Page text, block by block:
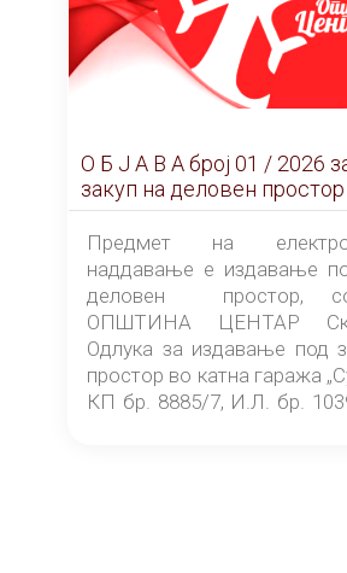
О Б Ј А В А брoj 01 / 2026
закуп на деловен
ЕЛЕКТРОНСКО ЈАВНО
Предмет на
наддавање е издавање
деловен простор,
ОПШТИНА ЦЕНТАР
Одлука за издавање под
простор во катна гаража
КП бр. 8885/7, И.Л. бр.